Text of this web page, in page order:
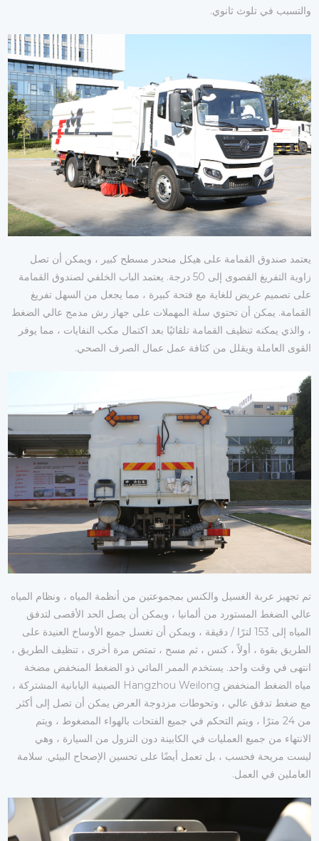
والتسبب في تلوث ثانوي.
يعتمد صندوق القمامة على هيكل منحدر مسطح كبير ، ويمكن أن تصل
زاوية التفريغ القصوى إلى 50 درجة. يعتمد الباب الخلفي لصندوق القمامة
على تصميم عريض للغاية مع فتحة كبيرة ، مما يجعل من السهل تفريغ
القمامة. يمكن أن تحتوي سلة المهملات على جهاز رش مدمج عالي الضغط
، والذي يمكنه تنظيف القمامة تلقائيًا بعد اكتمال مكب النفايات ، مما يوفر
القوى العاملة ويقلل من كثافة عمل عمال الصرف الصحي.
تم تجهيز عربة الغسيل والكنس بمجموعتين من أنظمة المياه ، ونظام المياه
عالي الضغط المستورد من ألمانيا ، ويمكن أن يصل الحد الأقصى لتدفق
المياه إلى 153 لترًا / دقيقة ، ويمكن أن تغسل جميع الأوساخ العنيدة على
الطريق بقوة ، أولاً ، كنس ، ثم مسح ، تمتص مرة أخرى ، تنظيف الطريق ،
انتهى في وقت واحد. يستخدم الممر المائي ذو الضغط المنخفض مضخة
مياه الضغط المنخفض Hangzhou Weilong الصينية اليابانية المشتركة ،
مع ضغط تدفق عالي ، وتحوطات مزدوجة العرض يمكن أن تصل إلى أكثر
من 24 مترًا ، ويتم التحكم في جميع الفتحات بالهواء المضغوط ، ويتم
الانتهاء من جميع العمليات في الكابينة دون النزول من السيارة ، وهي
ليست مريحة فحسب ، بل تعمل أيضًا على تحسين الإصحاح البيئي. سلامة
العاملين في العمل.